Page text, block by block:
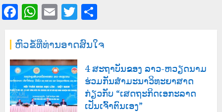
Facebook
WhatsApp
EmailTwitter
ຫົວຂໍ້ທີ່ທ່ານອາດສົນໃຈ
4 ສະຖາບັນຂອງ ລາວ-ຫວຽດນາມ
ຮ່ວມກັນສໍາມະນາວິທະຍາສາດ
ກ່ຽວກັບ “ເສດຖະກິດເອກະລາດ
ເປັນເຈົ້າຕົນເອງ”